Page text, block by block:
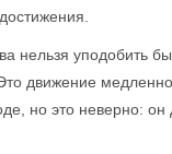
нельзя уподобить
движение
но это неверно: он